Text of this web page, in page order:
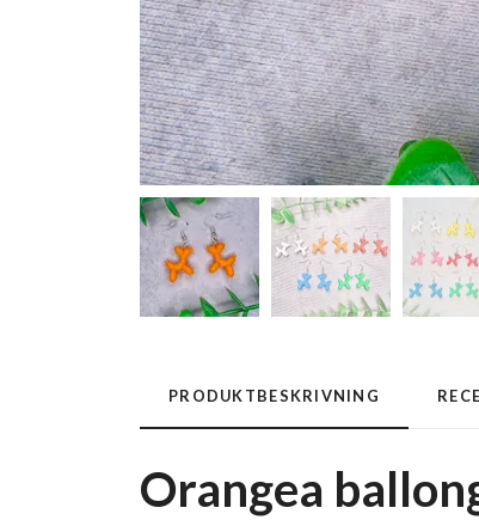
PRODUKTBESKRIVNING
Orangea